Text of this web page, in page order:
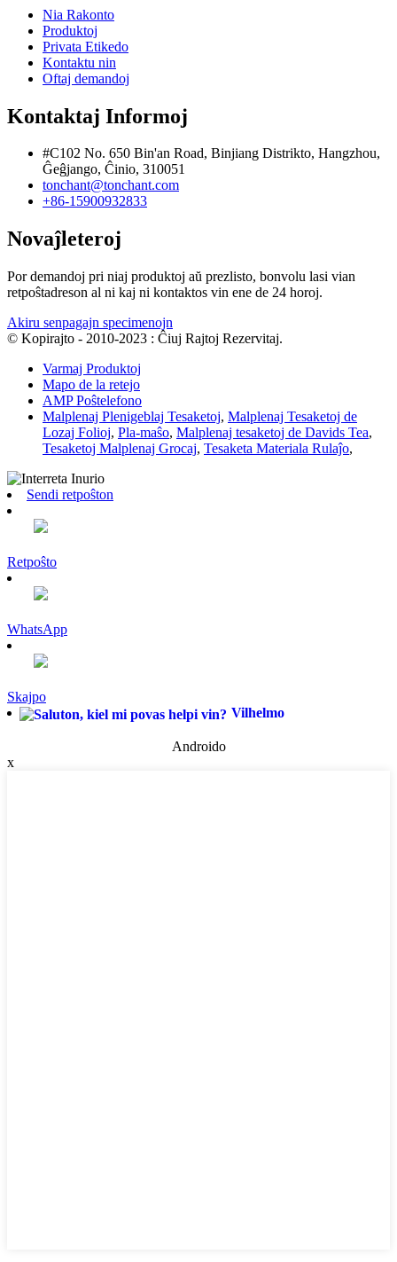
Nia Rakonto
Produktoj
Privata Etikedo
Kontaktu nin
Oftaj demandoj
Kontaktaj Informoj
#C102 No. 650 Bin'an Road, Binjiang Distrikto, Hangzhou,
Ĝeĝjango, Ĉinio, 310051
tonchant@tonchant.com
+86-15900932833
Novaĵleteroj
Por demandoj pri niaj produktoj aŭ prezlisto, bonvolu lasi vian
retpoŝtadreson al ni kaj ni kontaktos vin ene de 24 horoj.
Akiru senpagajn specimenojn
© Kopirajto - 2010-2023 : Ĉiuj Rajtoj Rezervitaj.
Varmaj Produktoj
Mapo de la retejo
AMP Poŝtelefono
Malplenaj Plenigeblaj Tesaketoj, Malplenaj Tesaketoj de
Lozaj Folioj, Pla-maŝo, Malplenaj tesaketoj de Davids Tea,
Tesaketoj Malplenaj Grocaj, Tesaketa Materiala Rulaĵo,
Sendi retpoŝton
Retpoŝto
WhatsApp
Skajpo
Vilhelmo
Androido
x